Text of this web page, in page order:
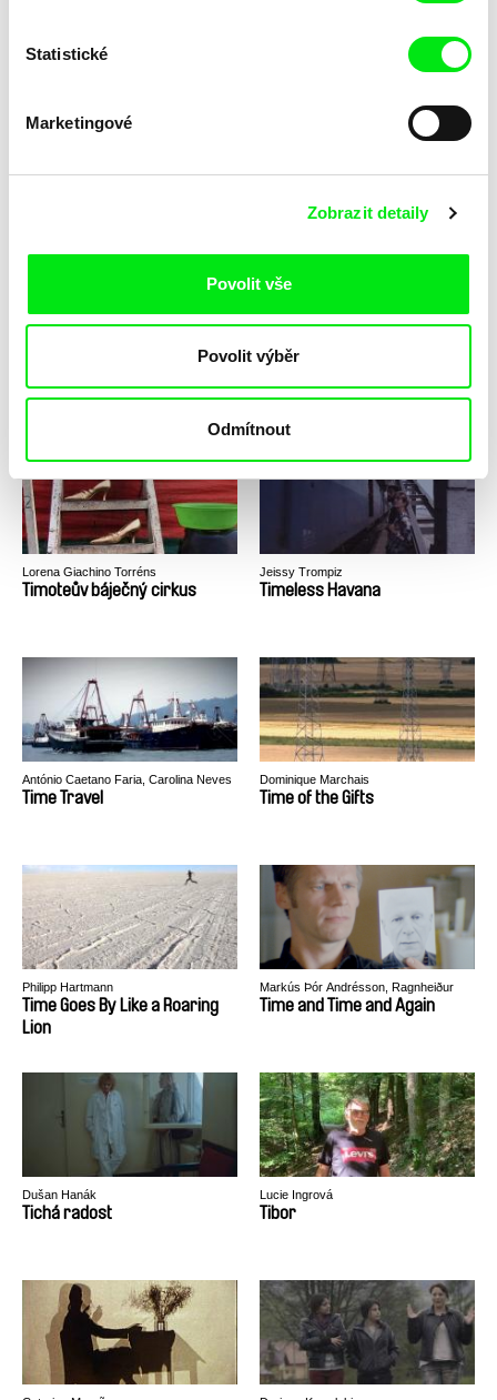
Statistické
Marketingové
Zobrazit detaily
Povolit vše
Povolit výběr
Odmítnout
Tiptoeing Tiny Bird
Tinselwood
Kateřina Kaclíková, Martin Pfann
Tinnitus
Lorena Giachino Torréns
Timoteův báječný cirkus
Jeissy Trompiz
Timeless Havana
António Caetano Faria, Carolina Neves
Rodrigues
Time Travel
Dominique Marchais
Time of the Gifts
Philipp Hartmann
Time Goes By Like a Roaring
Lion
Markús Þór Andrésson, Ragnheiður
Gestsdóttir
Time and Time and Again
Dušan Hanák
Tichá radost
Lucie Ingrová
Tibor